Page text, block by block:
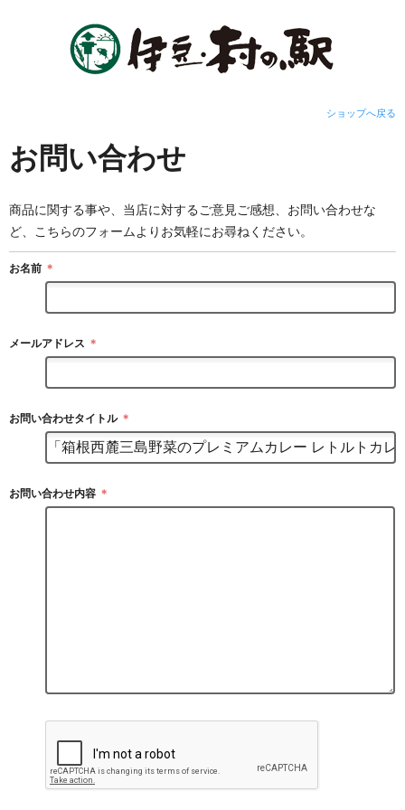
ショップへ戻る
お問い合わせ
商品に関する事や、当店に対するご意見ご感想、お問い合わせな
ど、こちらのフォームよりお気軽にお尋ねください。
お名前 ＊
メールアドレス ＊
お問い合わせタイトル ＊
お問い合わせ内容 ＊